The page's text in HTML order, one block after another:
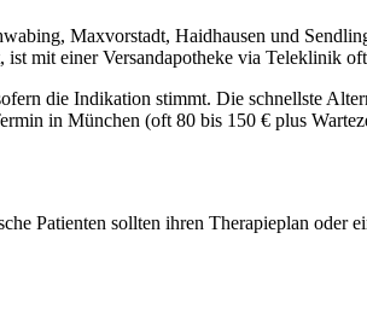
Maxvorstadt, Haidhausen und
mit einer Versandapotheke via Teleklinik oft
die Indikation stimmt. Die schnellste
in München (oft 80 bis 150 € plus
Patienten sollten ihren Therapieplan oder